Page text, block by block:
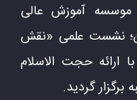
موسسه آموزش عالی
نشست علمی «نقش
ارائه حجت الاسلام
گردید.